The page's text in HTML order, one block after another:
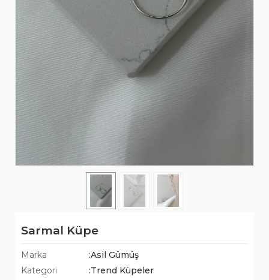
Sarmal Küpe
Marka
:Asil Gümüş
Kategori
:Trend Küpeler